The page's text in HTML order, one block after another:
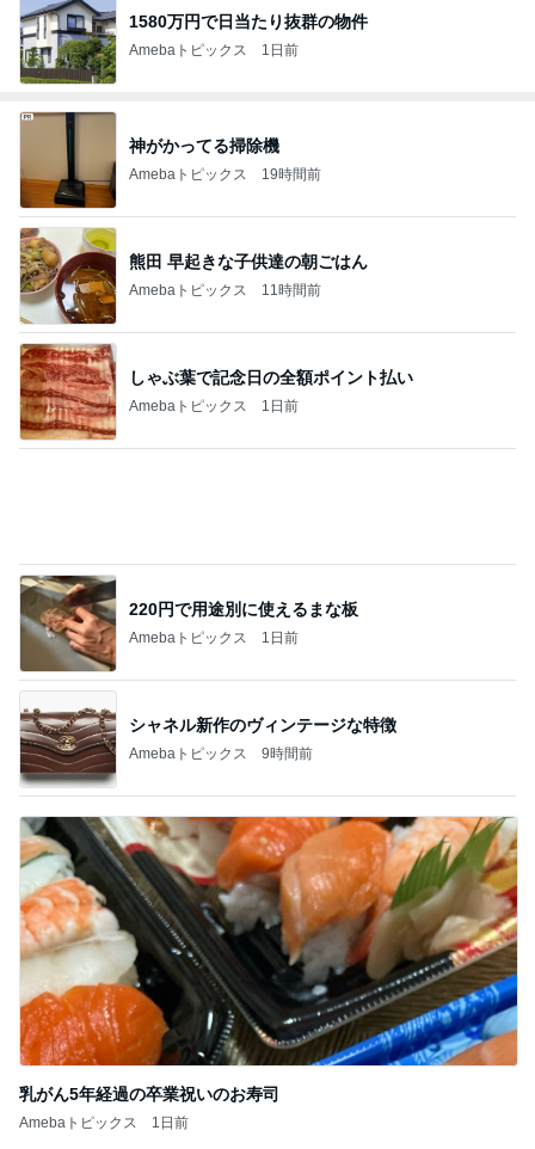
1580万円で日当たり抜群の物件
Amebaトピックス 1日前
神がかってる掃除機
Amebaトピックス 19時間前
熊田 早起きな子供達の朝ごはん
Amebaトピックス 11時間前
しゃぶ葉で記念日の全額ポイント払い
Amebaトピックス 1日前
シャネル新作のヴィンテージな特徴
Amebaトピックス 9時間前
乳がん5年経過の卒業祝いのお寿司
Amebaトピックス 1日前
記事を読む